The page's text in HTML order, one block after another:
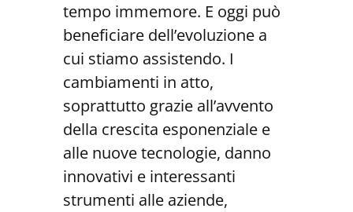
tempo immemore. E oggi può
beneficiare dell’evoluzione a
cui stiamo assistendo. I
cambiamenti in atto,
soprattutto grazie all’avvento
della crescita esponenziale e
alle nuove tecnologie, danno
innovativi e interessanti
strumenti alle aziende,